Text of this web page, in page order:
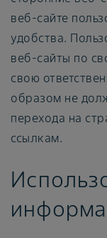
веб-сайте
удобства.
веб-сайты по
свою
образом не
перехода на
ссылкам.